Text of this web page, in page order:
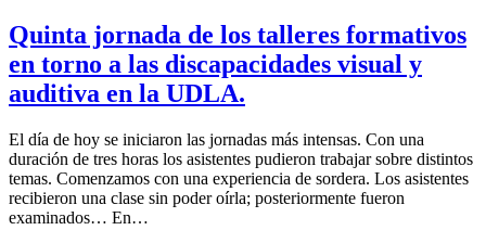
Quinta jornada de los talleres formativos
en torno a las discapacidades visual y
auditiva en la UDLA.
El día de hoy se iniciaron las jornadas más intensas. Con una
duración de tres horas los asistentes pudieron trabajar sobre distintos
temas. Comenzamos con una experiencia de sordera. Los asistentes
recibieron una clase sin poder oírla; posteriormente fueron
examinados… En…